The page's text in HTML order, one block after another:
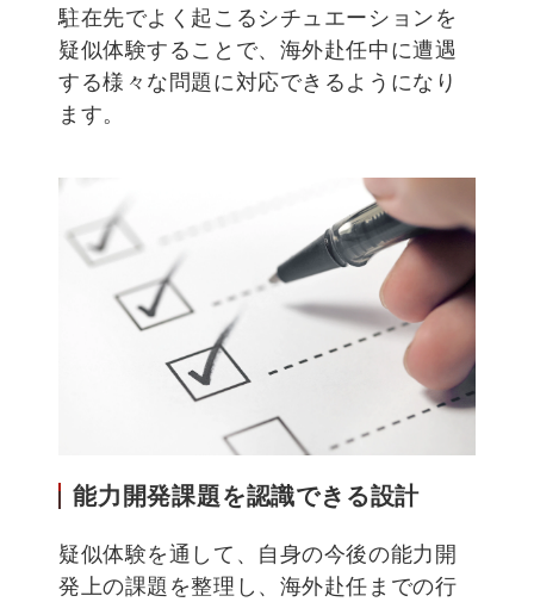
駐在先でよく起こるシチュエーションを
疑似体験することで、海外赴任中に遭遇
する様々な問題に対応できるようになり
ます。
能力開発課題を認識できる設計
疑似体験を通して、自身の今後の能力開
発上の課題を整理し、海外赴任までの行